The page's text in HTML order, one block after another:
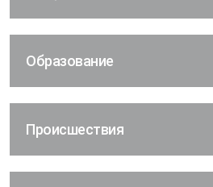
Образование
Происшествия